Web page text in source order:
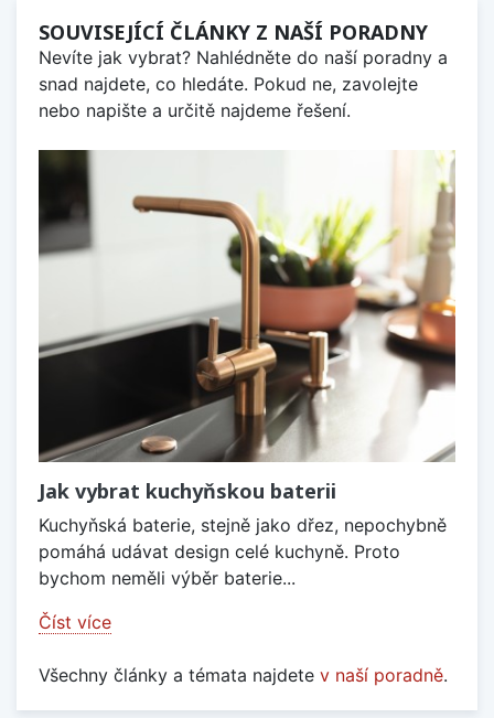
SOUVISEJÍCÍ ČLÁNKY Z NAŠÍ PORADNY
Nevíte jak vybrat? Nahlédněte do naší poradny a
snad najdete, co hledáte. Pokud ne, zavolejte
nebo napište a určitě najdeme řešení.
Jak vybrat kuchyňskou baterii
Kuchyňská baterie, stejně jako dřez, nepochybně
pomáhá udávat design celé kuchyně. Proto
bychom neměli výběr baterie...
Číst více
Všechny články a témata najdete v naší poradně.